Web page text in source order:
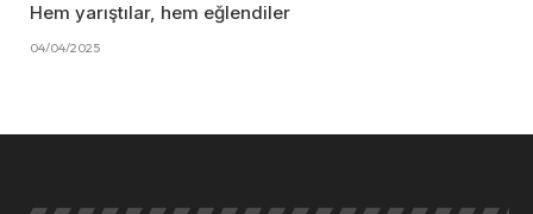
Hem yarıştılar, hem eğlendiler
04/04/2025